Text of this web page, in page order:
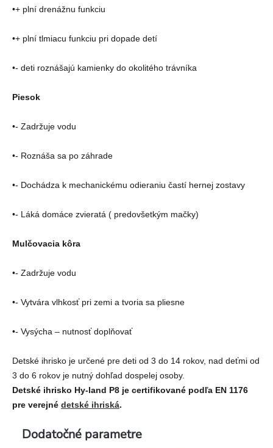
•+ plní drenážnu funkciu
•+ plní tlmiacu funkciu pri dopade detí
•- deti roznášajú kamienky do okolitého trávníka
Piesok
•- Zadržuje vodu
•- Roznáša sa po záhrade
•- Dochádza k mechanickému odieraniu častí hernej zostavy
•- Láká domáce zvieratá ( predovšetkým mačky)
Mulčovacia kôra
•- Zadržuje vodu
•- Vytvára vlhkosť pri zemi a tvoria sa pliesne
•- Vysýcha – nutnosť doplňovať
Detské ihrisko je určené pre deti od 3 do 14 rokov, nad deťmi od
3 do 6 rokov je nutný dohľad dospelej osoby.
Detské ihrisko Hy-land P8 je certifikované podľa EN 1176
pre verejné detské ihriská.
Dodatočné parametre